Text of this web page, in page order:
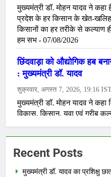
Recent Posts
मुख्यमंत्री डॉ. यादव का प्रशिक्षु